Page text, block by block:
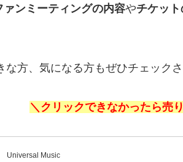
ンミーティングの内容やチケッ
な方、気になる方もぜひチェックさ
＼クリックできなかったら売
Universal Music